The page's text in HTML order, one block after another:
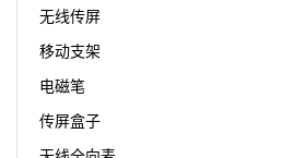
无线传屏
移动支架
电磁笔
传屏盒子